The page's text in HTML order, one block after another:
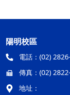
陽明校區
電話： (02)
傳真： (02)
地址：